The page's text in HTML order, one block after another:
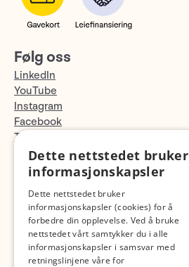
Følg oss
LinkedIn
YouTube
Instagram
Facebook
TikTok
Fotopodden
Dette nettstedet bruker
informasjonskapsler
Dette nettstedet bruker
informasjonskapsler (cookies) for å
forbedre din opplevelse. Ved å bruke
nettstedet vårt samtykker du i alle
informasjonskapsler i samsvar med
retningslinjene våre for